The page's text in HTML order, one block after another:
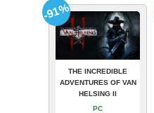
THE INCREDIBLE
ADVENTURES OF VAN
HELSING II
PC
-91%